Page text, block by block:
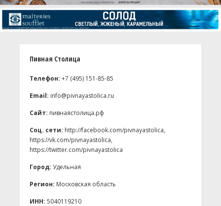
Пивная Столица
Телефон: +7 (495) 151-85-85
Email: info@pivnayastolica.ru
Сайт: пивнаястолица.рф
Соц. сети: http://facebook.com/pivnayastolica,
https://vk.com/pivnayastolica,
https://twitter.com/pivnayastolica
Город: Удельная
Регион: Московская область
ИНН: 5040119210